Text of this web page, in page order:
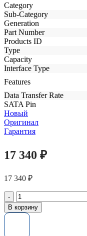
Category
Sub-Category
Generation
Part Number
Products ID
Type
Capacity
Interface Type
Features
Data Transfer Rate
SATA Pin
Новый
Оригинал
Гарантия
17 340 ₽
17 340 ₽
Количество
товара
Жесткий
В корзину